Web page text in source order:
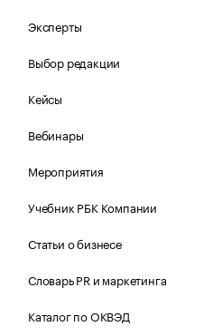
Эксперты
Выбор редакции
Кейсы
Вебинары
Мероприятия
Учебник РБК Компании
Статьи о бизнесе
Словарь PR и маркетинга
Каталог по ОКВЭД